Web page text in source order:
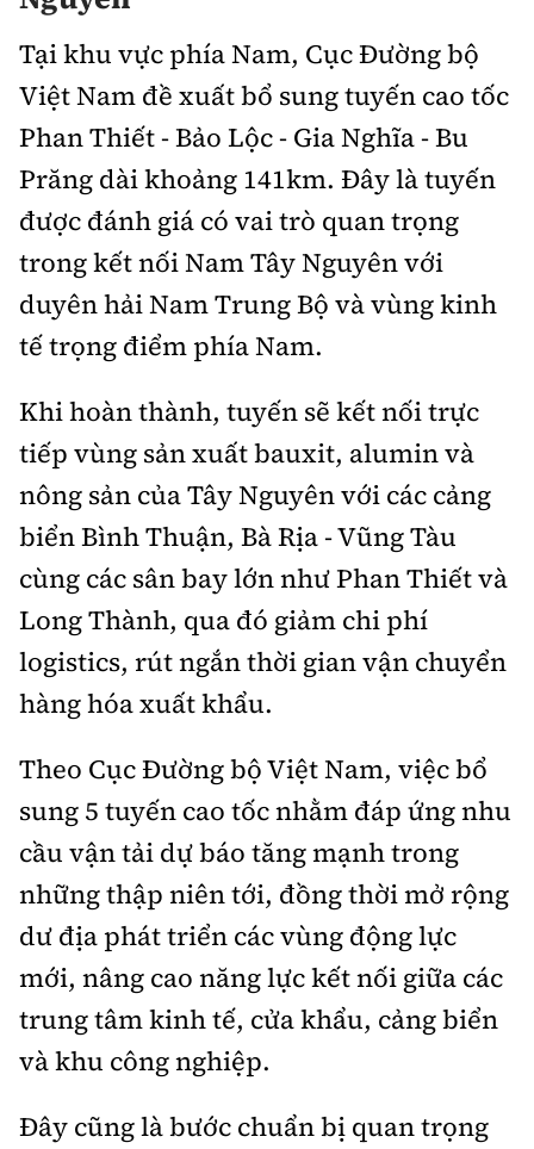
Tại khu vực phía Nam, Cục Đường bộ
Việt Nam đề xuất bổ sung tuyến cao tốc
Phan Thiết - Bảo Lộc - Gia Nghĩa - Bu
Prăng dài khoảng 141km. Đây là tuyến
được đánh giá có vai trò quan trọng
trong kết nối Nam Tây Nguyên với
duyên hải Nam Trung Bộ và vùng kinh
tế trọng điểm phía Nam.
Khi hoàn thành, tuyến sẽ kết nối trực
tiếp vùng sản xuất bauxit, alumin và
nông sản của Tây Nguyên với các cảng
biển Bình Thuận, Bà Rịa - Vũng Tàu
cùng các sân bay lớn như Phan Thiết và
Long Thành, qua đó giảm chi phí
logistics, rút ngắn thời gian vận chuyển
hàng hóa xuất khẩu.
Theo Cục Đường bộ Việt Nam, việc bổ
sung 5 tuyến cao tốc nhằm đáp ứng nhu
cầu vận tải dự báo tăng mạnh trong
những thập niên tới, đồng thời mở rộng
dư địa phát triển các vùng động lực
mới, nâng cao năng lực kết nối giữa các
trung tâm kinh tế, cửa khẩu, cảng biển
và khu công nghiệp.
Đây cũng là bước chuẩn bị quan trọng